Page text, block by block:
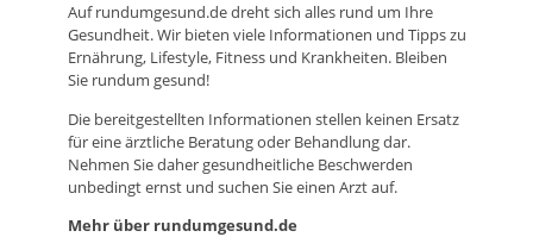
Aufrundumgesund.dedreht sich alles rund um Ihre
Gesundheit. Wir bieten viele Informationen und Tipps zu
Ernährung, Lifestyle, Fitness und Krankheiten. Bleiben
Sie rundum gesund!
Die bereitgestellten Informationen stellen keinen Ersatz
für eine ärztliche Beratung oder Behandlung dar.
Nehmen Sie daher gesundheitliche Beschwerden
unbedingt ernst und suchen Sie einen Arzt auf.
Mehr über rundumgesund.de